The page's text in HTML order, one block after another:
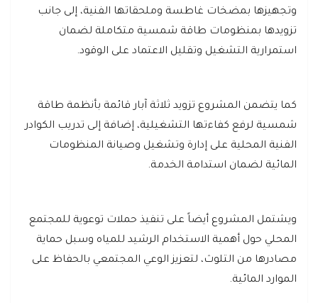
وتجهيزها بمضخات غاطسة وملحقاتها الفنية، إلى جانب
تزويدها بمنظومات طاقة شمسية متكاملة لضمان
استمرارية التشغيل وتقليل الاعتماد على الوقود.
كما يتضمن المشروع تزويد ثلاثة آبار قائمة بأنظمة طاقة
شمسية لرفع كفاءتها التشغيلية، إضافة إلى تدريب الكوادر
الفنية المحلية على إدارة وتشغيل وصيانة المنظومات
المائية لضمان استدامة الخدمة.
ويشتمل المشروع أيضاً على تنفيذ حملات توعوية للمجتمع
المحلي حول أهمية الاستخدام الرشيد للمياه وسبل حماية
مصادرها من التلوث، لتعزيز الوعي المجتمعي بالحفاظ على
الموارد المائية.